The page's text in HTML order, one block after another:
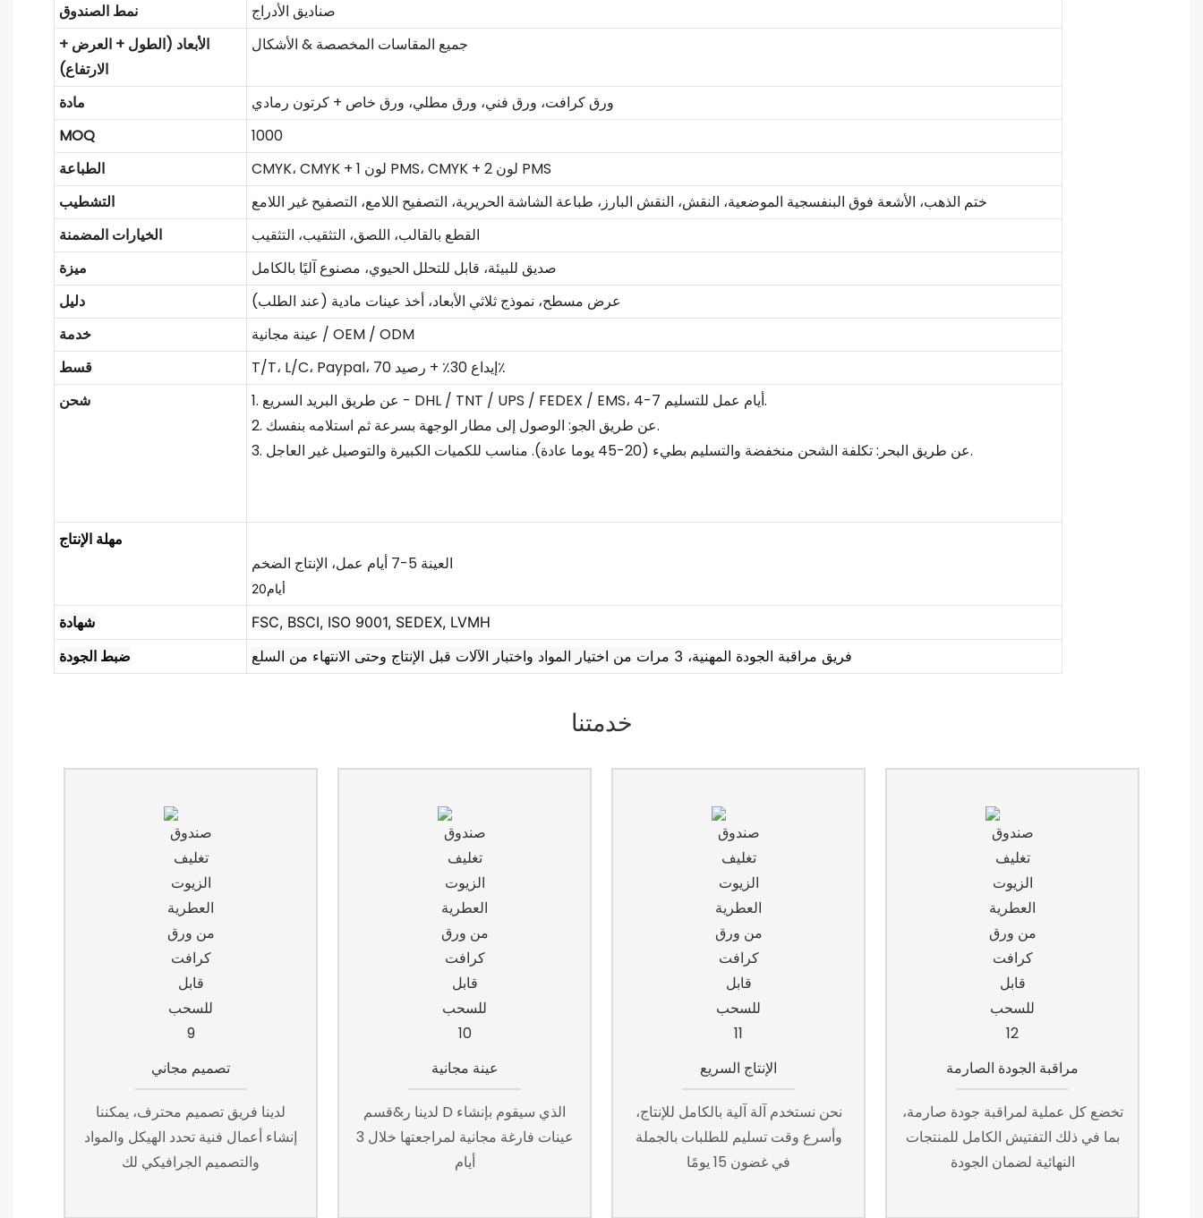
نمط الصندوق
صناديق الأدراج
الأبعاد (الطول + العرض +
الارتفاع)
جميع المقاسات المخصصة & الأشكال
مادة
ورق كرافت، ورق فني، ورق مطلي، ورق خاص + كرتون رمادي
MOQ
1000
الطباعة
CMYK، CMYK + 1 لون PMS، CMYK + 2 لون PMS
التشطيب
ختم الذهب، الأشعة فوق البنفسجية الموضعية، النقش، النقش البارز، طباعة الشاشة الحريرية، التصفيح اللامع، التصفيح غير اللامع
الخيارات المضمنة
القطع بالقالب، اللصق، التثقيب، التثقيب
ميزة
صديق للبيئة، قابل للتحلل الحيوي، مصنوع آليًا بالكامل
دليل
عرض مسطح، نموذج ثلاثي الأبعاد، أخذ عينات مادية (عند الطلب)
خدمة
عينة مجانية / OEM / ODM
قسط
T/T، L/C، Paypal، إيداع 30٪ + رصيد 70٪
شحن
1. عن طريق البريد السريع - DHL / TNT / UPS / FEDEX / EMS، 4-7 أيام عمل للتسليم.
2. عن طريق الجو: الوصول إلى مطار الوجهة بسرعة ثم استلامه بنفسك.
3. عن طريق البحر: تكلفة الشحن منخفضة والتسليم بطيء (20-45 يوما عادة). مناسب للكميات الكبيرة والتوصيل غير العاجل.
مهلة الإنتاج
أيام20
شهادة
FSC, BSCI, ISO 9001, SEDEX, LVMH
ضبط الجودة
فريق مراقبة الجودة المهنية، 3 مرات من اختيار المواد واختبار الآلات قبل الإنتاج وحتى الانتهاء من السلع
خدمتنا
تصميم مجاني
لدينا فريق تصميم محترف، يمكننا
إنشاء أعمال فنية تحدد الهيكل والمواد
والتصميم الجرافيكي لك
عينة مجانية
لدينا ر&قسم D الذي سيقوم بإنشاء
عينات فارغة مجانية لمراجعتها خلال 3
أيام
الإنتاج السريع
نحن نستخدم آلة آلية بالكامل للإنتاج،
وأسرع وقت تسليم للطلبات بالجملة
في غضون 15 يومًا
مراقبة الجودة الصارمة
تخضع كل عملية لمراقبة جودة صارمة،
بما في ذلك التفتيش الكامل للمنتجات
النهائية لضمان الجودة